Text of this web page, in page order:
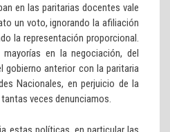
en las paritarias docentes vale
un voto, ignorando la afiliación
la representación proporcional.
en la negociación, del
gobierno anterior con la paritaria
Nacionales, en perjuicio de la
tantas veces denunciamos.